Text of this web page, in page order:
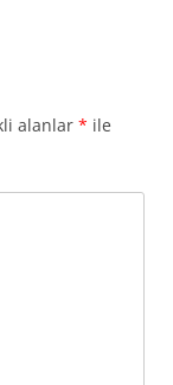
alanlar * ile